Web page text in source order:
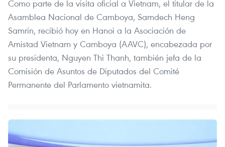
Como parte de la visita oficial a Vietnam, el titular de la
Asamblea Nacional de Camboya, Samdech Heng
Samrin, recibió hoy en Hanoi a la Asociación de
Amistad Vietnam y Camboya (AAVC), encabezada por
su presidenta, Nguyen Thi Thanh, también jefa de la
Comisión de Asuntos de Diputados del Comité
Permanente del Parlamento vietnamita.